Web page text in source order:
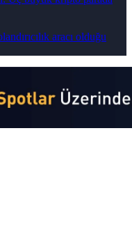
aracı olduğu